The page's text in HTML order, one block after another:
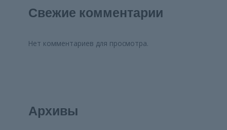
Свежие комментарии
Нет комментариев для просмотра.
Архивы